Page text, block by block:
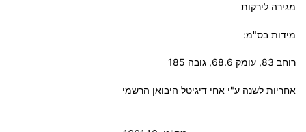
מגירה לירקות
מידות בס"מ:
רוחב 83, עומק 68.6, גובה 185
אחריות לשנה ע"י אחי דיגיטל היבואן הרשמי